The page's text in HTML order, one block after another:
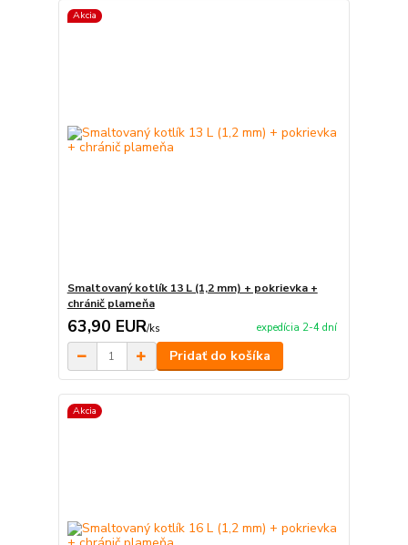
Akcia
Smaltovaný kotlík 13 L (1,2 mm) + pokrievka +
chránič plameňa
63,90 EUR/ks expedícia 2-4 dní
Pridať do košíka
Akcia